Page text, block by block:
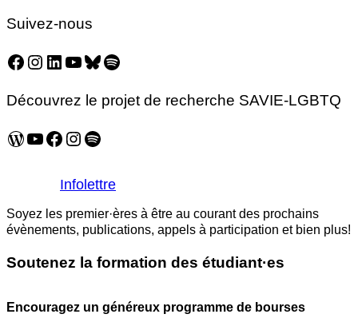
Suivez-nous
Facebook
Instagram
LinkedIn
YouTube
Bluesky
Spotify
Découvrez le projet de recherche SAVIE-LGBTQ
WordPress
YouTube
Facebook
Instagram
Spotify
Infolettre
Soyez les premier·ères à être au courant des prochains
évènements, publications, appels à participation et bien plus!
Soutenez la formation des étudiant·es
Encouragez un généreux programme de bourses